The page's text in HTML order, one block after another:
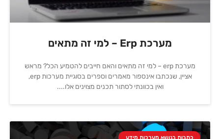
מערכת Erp – למי זה מתאים
מערכת erp – למי זה מתאים והאם חייבים להטמיע הכל? מראש
אציין, שנכתבו אינספור מאמרים וספרים בסוגיית מערכות erp,
ואין בכוונתי לסתור תכנים מצוינים אלו.
כתבות בנושא מערכות מידע